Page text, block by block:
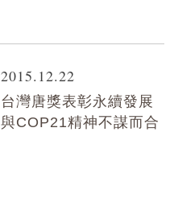
2015.12.22
台灣唐獎表彰永續發展
與COP21精神不謀而合